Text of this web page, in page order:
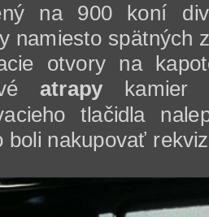
na 900 koní
namiesto spätných
otvory na
atrapy
tlačidla
boli nakupovať